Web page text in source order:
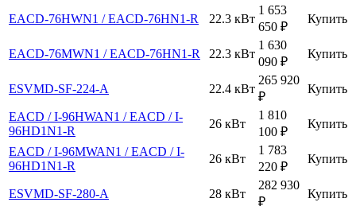
EACD-76HWN1 / EACD-76HN1-R 22.3 кВт
1 653
650 ₽
Купить
EACD-76MWN1 / EACD-76HN1-R 22.3 кВт
1 630
090 ₽
Купить
ESVMD-SF-224-А 22.4 кВт
265 920
₽
Купить
EACD / I-96HWAN1 / EACD / I-
96HD1N1-R
26 кВт
1 810
100 ₽
Купить
EACD / I-96MWAN1 / EACD / I-
96HD1N1-R
26 кВт
1 783
220 ₽
Купить
ESVMD-SF-280-А 28 кВт
282 930
₽
Купить